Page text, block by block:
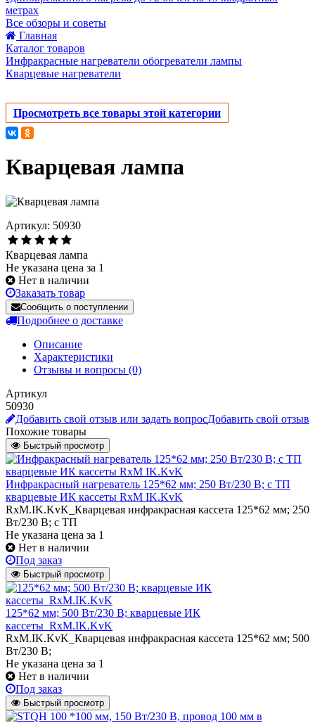
метрах
Все обзоры и советы
Главная
Каталог товаров
Инфракрасные нагреватели обогреватели лампы
Кварцевые нагреватели
Просмотреть все товары этой категории
Кварцевая лампа
Артикул: 50930
Кварцевая лампа
Не указана цена за 1
Нет в наличии
Заказать товар
Сообщить о поступлении
Подробнее о доставке
Описание
Характеристики
Отзывы и вопросы (0)
Артикул
50930
Добавить свой отзыв или задать вопросДобавить свой отзыв
Похожие товары
Быстрый просмотр
Инфракрасный нагреватель 125*62 мм; 250 Вт/230 В; с ТП
кварцевые ИК кассеты RxM IK.KvK
RxM.IK.KvK_Кварцевая инфракрасная кассета 125*62 мм; 250
Вт/230 В; с ТП
Не указана цена за 1
Нет в наличии
Под заказ
Быстрый просмотр
125*62 мм; 500 Вт/230 В; кварцевые ИК
кассеты_RxM.IK.KvK
RxM.IK.KvK_Кварцевая инфракрасная кассета 125*62 мм; 500
Вт/230 В;
Не указана цена за 1
Нет в наличии
Под заказ
Быстрый просмотр